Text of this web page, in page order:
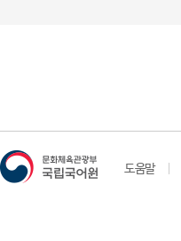
도움말